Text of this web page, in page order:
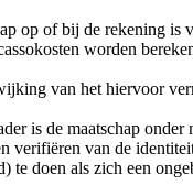
op of bij de rekening
worden
van het hiervoor
is de maatschap onder
verifiëren van de
doen als zich een